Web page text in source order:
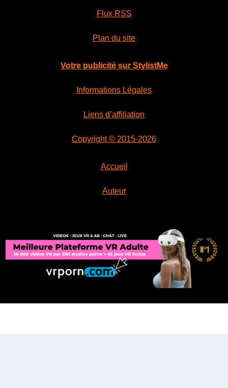
Flux RSS
Plan du site
Votre publicité sur StylistMe
Informations Légales
Liens d’affiliation
Copyright © 2015-2026
Accueil
Auteur